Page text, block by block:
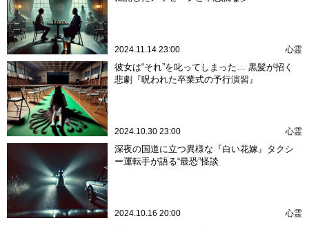
2024.11.14 23:00 心霊
彼女は“それ”を叱ってしまった… 黒髪が招く
悲劇『呪われた卒業式の予行演習』
2024.10.30 23:00 心霊
深夜の国道に立つ異様な『白い花嫁』タクシ
ー運転手が語る“最恐”怪談
2024.10.16 20:00 心霊